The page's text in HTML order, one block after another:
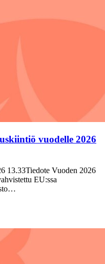
vuodelle 2026
13.33Tiedote Vuoden 2026
EU:ssa